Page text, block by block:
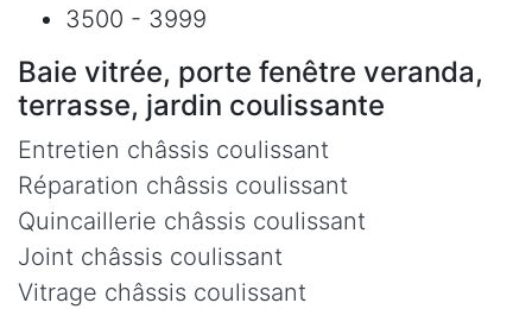
3500 - 3999
Baie vitrée, porte fenêtre veranda,
terrasse, jardin coulissante
Entretien châssis coulissant
Réparation châssis coulissant
Quincaillerie châssis coulissant
Joint châssis coulissant
Vitrage châssis coulissant